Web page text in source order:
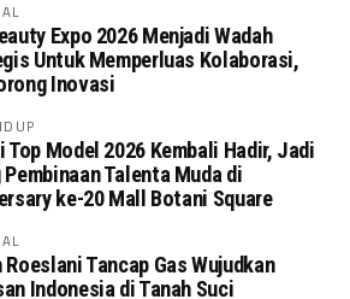
Expo 2026 Menjadi Wadah
Untuk Memperluas Kolaborasi,
Inovasi
Top Model 2026 Kembali Hadir, Jadi
Pembinaan Talenta Muda di
ke-20 Mall Botani Square
Roeslani Tancap Gas Wujudkan
Indonesia di Tanah Suci